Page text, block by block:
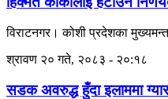
विराटनगर। कोशी प्रदेशका
श्रावण २० गते, २०८३ - २०:१८
सडक अवरुद्ध हुँदा इलाममा